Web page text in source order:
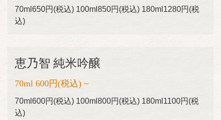
70ml650円(税込) 100ml850円(税込) 180ml1280円(税
込)
恵乃智 純米吟醸
70ml 600円(税込) ~
70ml600円(税込) 100ml800円(税込) 180ml1100円(税
込)